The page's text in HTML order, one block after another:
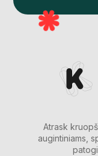
Atrask
augintiniams,